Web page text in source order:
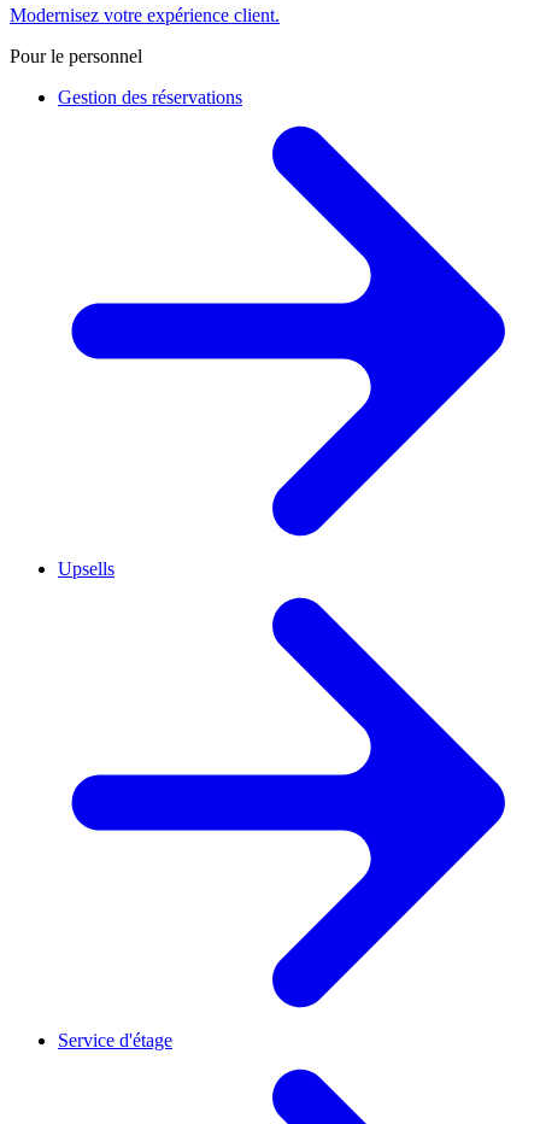
Modernisez votre expérience client.
Pour le personnel
Gestion des réservations
Upsells
Service d'étage